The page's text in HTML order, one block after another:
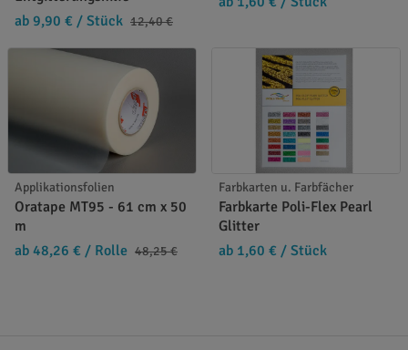
ab 9,90 € / Stück 12,40 €
Applikationsfolien
Oratape MT95 - 61 cm x 50
m
ab 48,26 € / Rolle 48,25 €
Farbkarten u. Farbfächer
Farbkarte Poli-Flex Pearl
Glitter
ab 1,60 € / Stück